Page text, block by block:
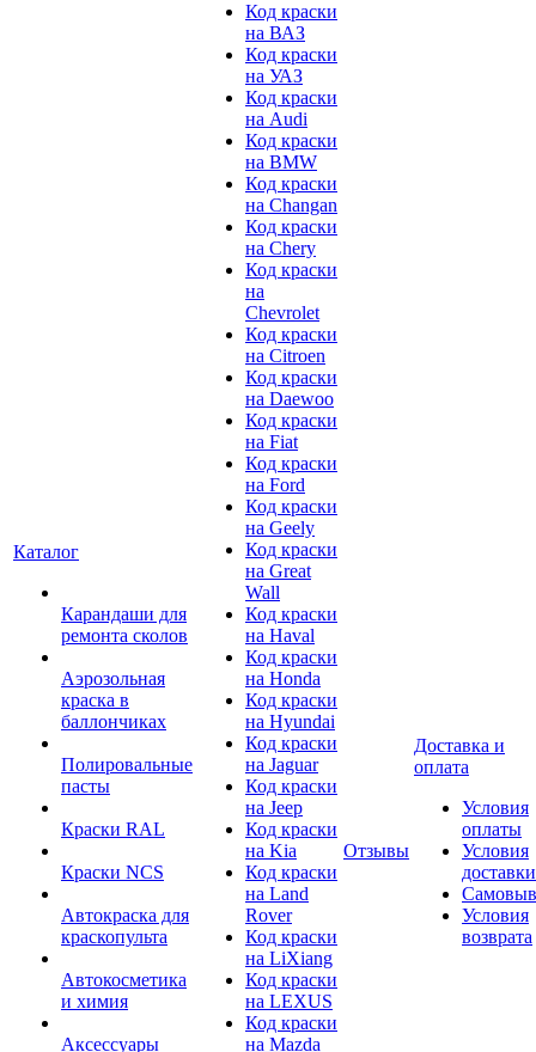
Каталог
Карандаши для
ремонта сколов
Аэрозольная
краска в
баллончиках
Полировальные
пасты
Краски RAL
Краски NCS
Автокраска для
краскопульта
Автокосметика
и химия
Аксессуары
Код краски
на ВАЗ
Код краски
на УАЗ
Код краски
на Audi
Код краски
на BMW
Код краски
на Changan
Код краски
на Chery
Код краски
на
Chevrolet
Код краски
на Citroen
Код краски
на Daewoo
Код краски
на Fiat
Код краски
на Ford
Код краски
на Geely
Код краски
на Great
Wall
Код краски
на Haval
Код краски
на Honda
Код краски
на Hyundai
Код краски
на Jaguar
Код краски
на Jeep
Код краски
на Kia
Код краски
на Land
Rover
Код краски
на LiXiang
Код краски
на LEXUS
Код краски
на Mazda
Отзывы
Доставка и
оплата
Условия
оплаты
Условия
доставки
Условия
возврата